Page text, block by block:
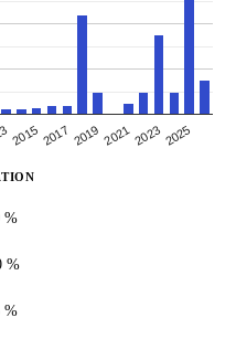
2015 2017 2019 202120232025
%
%
%